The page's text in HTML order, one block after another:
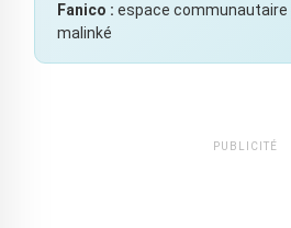
Fanico : espace communautaire
malinké
PUBLICITÉ